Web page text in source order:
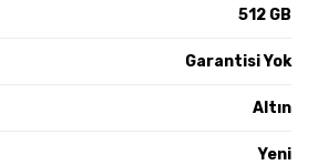
512 GB
Garantisi Yok
Altın
Yeni